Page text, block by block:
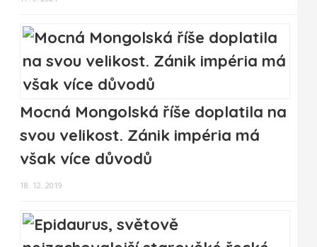
Mocná Mongolská říše doplatila na
svou velikost. Zánik impéria má
však více důvodů
18. 12. 2019